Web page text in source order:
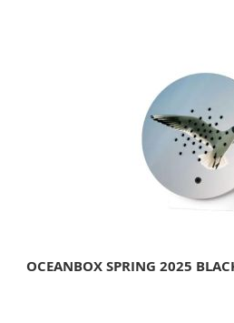
OCEANBOX SPRING 2025